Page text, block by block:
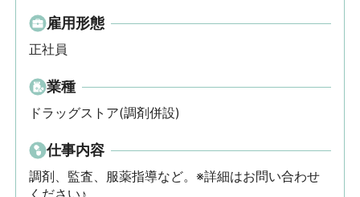
雇用形態
正社員
業種
ドラッグストア(調剤併設)
仕事内容
調剤、監査、服薬指導など。※詳細はお問い合わせ
ください♪